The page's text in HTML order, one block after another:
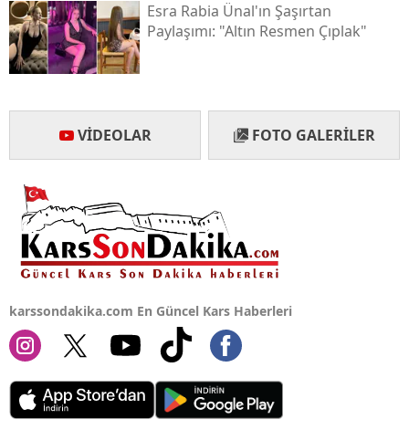
Esra Rabia Ünal'ın Şaşırtan
Paylaşımı: "altın Resmen Çıplak"
VIDEOLAR FOTO GALERILER
karssondakika.com En Güncel Kars Haberleri